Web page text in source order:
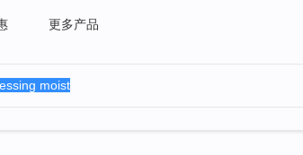
更多产品